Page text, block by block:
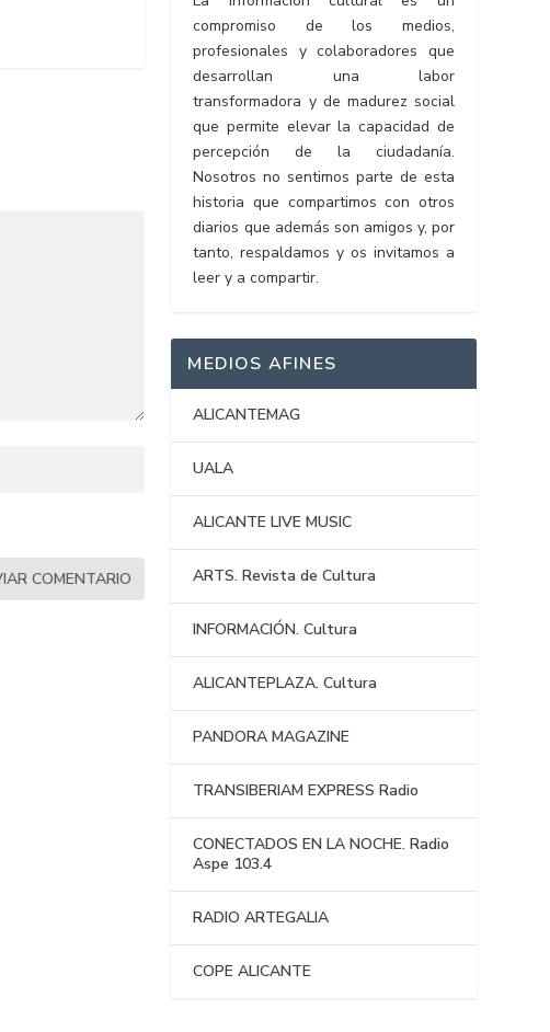
compromiso de los medios,
profesionales y colaboradores que
desarrollan una labor
transformadora y de madurez social
que permite elevar la capacidad de
percepción de la ciudadanía.
Nosotros no sentimos parte de esta
historia que compartimos con otros
diarios que además son amigos y, por
tanto, respaldamos y os invitamos a
leer y a compartir.
MEDIOS AFINES
ALICANTEMAG
UALA
ALICANTE LIVE MUSIC
ARTS. Revista de Cultura
INFORMACIÓN. Cultura
ALICANTEPLAZA. Cultura
PANDORA MAGAZINE
TRANSIBERIAM EXPRESS Radio
CONECTADOS EN LA NOCHE. Radio
Aspe 103.4
RADIO ARTEGALIA
COPE ALICANTE